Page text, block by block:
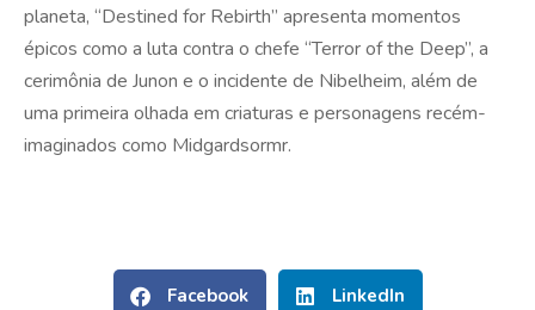
planeta, “Destined for Rebirth” apresenta momentos
épicos como a luta contra o chefe “Terror of the Deep”, a
cerimônia de Junon e o incidente de Nibelheim, além de
uma primeira olhada em criaturas e personagens recém-
imaginados como Midgardsormr.
Facebook LinkedIn